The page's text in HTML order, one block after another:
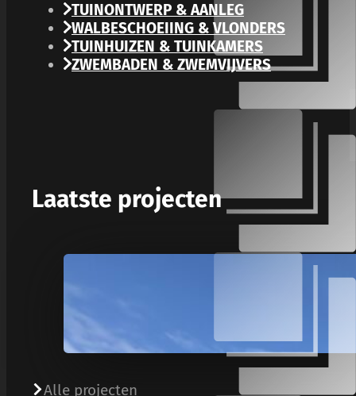
TUINONTWERP & AANLEG
WALBESCHOEIING & VLONDERS
TUINHUIZEN & TUINKAMERS
ZWEMBADEN & ZWEMVIJVERS
Laatste projecten
Alle projecten